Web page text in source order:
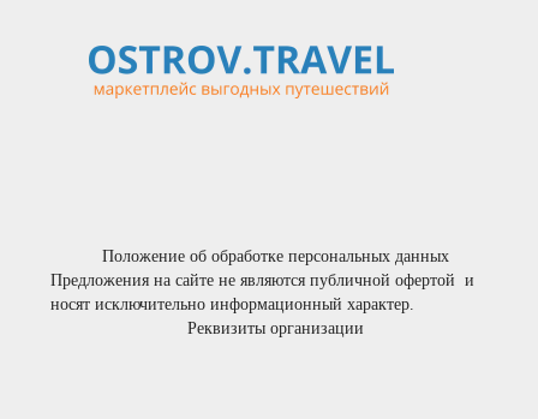
Положение об обработке персональных данных
Предложения на сайте не являются публичной офертой  и
носят исключительно информационный характер.
Реквизиты организации